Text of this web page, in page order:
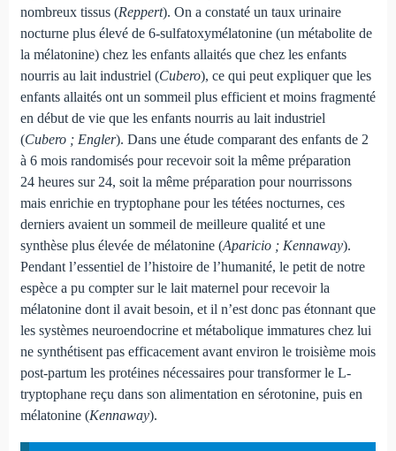
nombreux tissus (Reppert). On a constaté un taux urinaire
nocturne plus élevé de 6-sulfatoxymélatonine (un métabolite de
la mélatonine) chez les enfants allaités que chez les enfants
nourris au lait industriel (Cubero), ce qui peut expliquer que les
enfants allaités ont un sommeil plus efficient et moins fragmenté
en début de vie que les enfants nourris au lait industriel
(Cubero ; Engler). Dans une étude comparant des enfants de 2
à 6 mois randomisés pour recevoir soit la même préparation
24 heures sur 24, soit la même préparation pour nourrissons
mais enrichie en tryptophane pour les tétées nocturnes, ces
derniers avaient un sommeil de meilleure qualité et une
synthèse plus élevée de mélatonine (Aparicio ; Kennaway).
Pendant l’essentiel de l’histoire de l’humanité, le petit de notre
espèce a pu compter sur le lait maternel pour recevoir la
mélatonine dont il avait besoin, et il n’est donc pas étonnant que
les systèmes neuroendocrine et métabolique immatures chez lui
ne synthétisent pas efficacement avant environ le troisième mois
post-partum les protéines nécessaires pour transformer le L-
tryptophane reçu dans son alimentation en sérotonine, puis en
mélatonine (Kennaway).